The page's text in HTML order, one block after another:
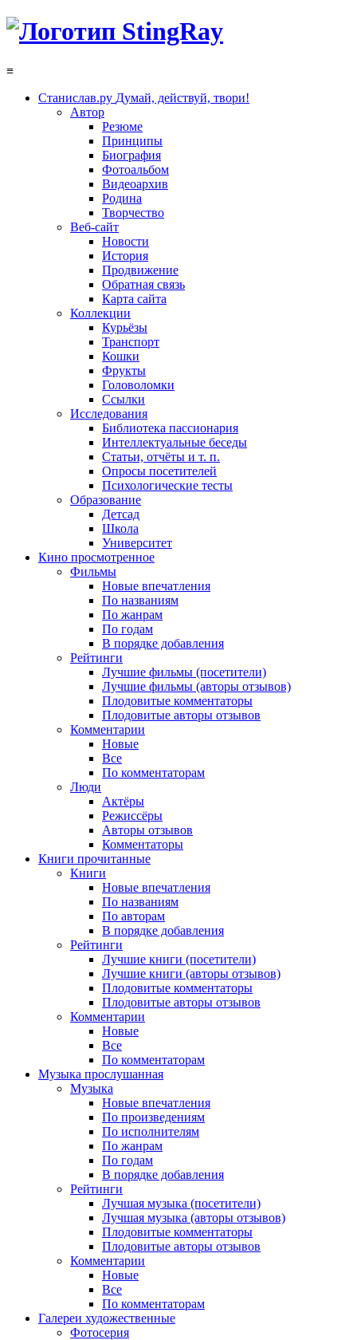
≡
Станислав.ру Думай, действуй, твори!
Автор
Резюме
Принципы
Биография
Фотоальбом
Видеоархив
Родина
Творчество
Веб-сайт
Новости
История
Продвижение
Обратная связь
Карта сайта
Коллекции
Курьёзы
Транспорт
Кошки
Фрукты
Головоломки
Ссылки
Исследования
Библиотека пассионария
Интеллектуальные беседы
Статьи, отчёты и т. п.
Опросы посетителей
Психологические тесты
Образование
Детсад
Школа
Университет
Кино просмотренное
Фильмы
Новые впечатления
По названиям
По жанрам
По годам
В порядке добавления
Рейтинги
Лучшие фильмы (посетители)
Лучшие фильмы (авторы отзывов)
Плодовитые комментаторы
Плодовитые авторы отзывов
Комментарии
Новые
Все
По комментаторам
Люди
Актёры
Режиссёры
Авторы отзывов
Комментаторы
Книги прочитанные
Книги
Новые впечатления
По названиям
По авторам
В порядке добавления
Рейтинги
Лучшие книги (посетители)
Лучшие книги (авторы отзывов)
Плодовитые комментаторы
Плодовитые авторы отзывов
Комментарии
Новые
Все
По комментаторам
Музыка прослушанная
Музыка
Новые впечатления
По произведениям
По исполнителям
По жанрам
По годам
В порядке добавления
Рейтинги
Лучшая музыка (посетители)
Лучшая музыка (авторы отзывов)
Плодовитые комментаторы
Плодовитые авторы отзывов
Комментарии
Новые
Все
По комментаторам
Галереи художественные
Фотосерия